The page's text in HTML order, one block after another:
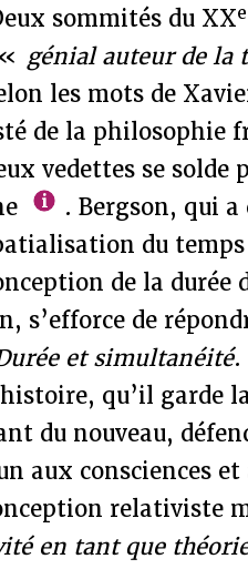
sommités du XXe
génial auteur de la
les mots de
de la philosophie
vedettes se
. Bergson, qui
du
de la durée
s’efforce de
et simultanéité.
qu’il garde
du nouveau,
aux consciences
relativiste
en tant que